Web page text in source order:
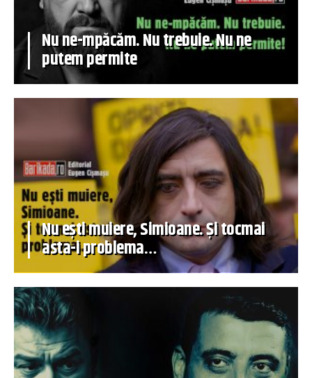
Nu ne-mpăcăm. Nu trebuie. Nu ne
putem permite
Nu ești muiere, Simioane. Și tocmai
asta-i problema…